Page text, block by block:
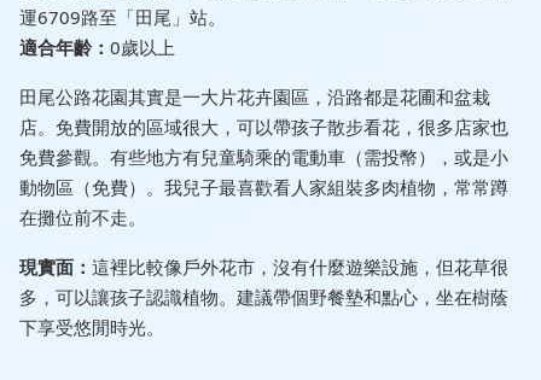
運6709路至「田尾」站。
適合年齡： 0歲以上
田尾公路花園其實是一大片花卉園區，沿路都是花圃和盆栽
店。免費開放的區域很大，可以帶孩子散步看花，很多店家也
免費參觀。有些地方有兒童騎乘的電動車（需投幣），或是小
動物區（免費）。我兒子最喜歡看人家組裝多肉植物，常常蹲
在攤位前不走。
現實面： 這裡比較像戶外花市，沒有什麼遊樂設施，但花草很
多，可以讓孩子認識植物。建議帶個野餐墊和點心，坐在樹蔭
下享受悠閒時光。